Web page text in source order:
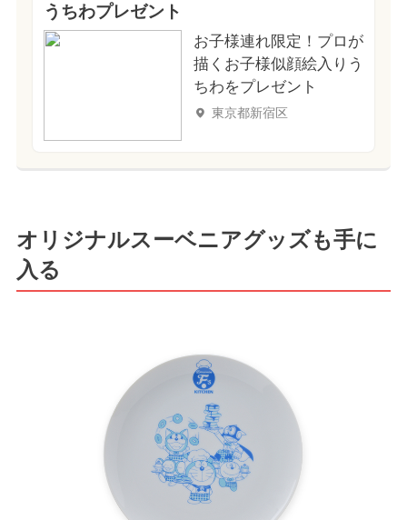
うちわプレゼント
お子様連れ限定！プロが
描くお子様似顔絵入りう
ちわをプレゼント
東京都新宿区
オリジナルスーベニアグッズも手に
入る